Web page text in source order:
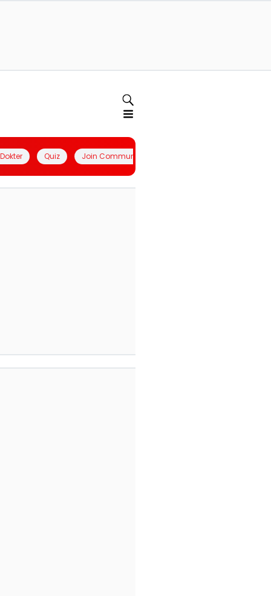
Quiz Join Community